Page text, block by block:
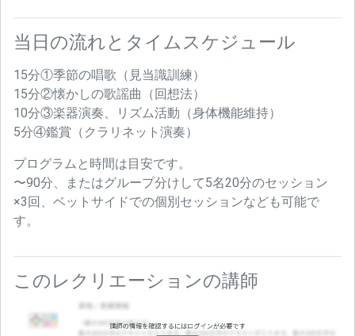
当日の流れとタイムスケジュール
15分①季節の唱歌（見当識訓練）
15分②懐かしの歌謡曲（回想法）
10分③楽器演奏、リズム活動（身体機能維持）
5分④鑑賞（クラリネット演奏）
プログラムと時間は目安です。
〜90分、またはグループ分けして5名20分のセッション
×3回、ベットサイドでの個別セッションなども可能で
す。
このレクリエーションの講師